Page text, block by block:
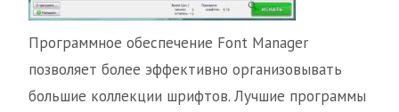
Программное обеспечение Font Manager
позволяет более эффективно организовывать
большие коллекции шрифтов. Лучшие программы